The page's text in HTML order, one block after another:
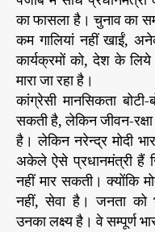
का फासला है। चुनाव का
कम गालियां नहीं खाईं,
कार्यक्रमों को, देश के
मारा जा रहा है।
कांग्रेसी मानसिकता
सकती है, लेकिन जीवन-
है। लेकिन नरेन्द्र मोदी
अकेले ऐसे प्रधानमंत्री हैं
नहीं मार सकती। क्योंकि
नहीं, सेवा है। जनता को
उनका लक्ष्य है। वे सम्पूर्ण